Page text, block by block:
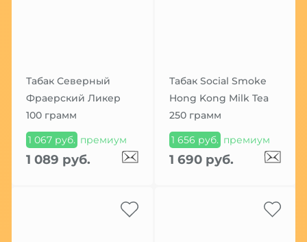
Табак Северный
Фраерский Ликер
100 грамм
1 067 руб. премиум
1 089 руб.
Табак Social Smoke
Hong Kong Milk Tea
250 грамм
1 656 руб. премиум
1 690 руб.